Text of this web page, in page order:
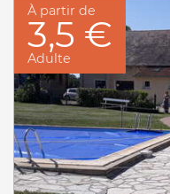
À partir de
3,5 €
Adulte